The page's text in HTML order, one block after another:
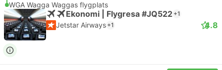
WGA Wagga Waggas flygplats
Ekonomi | Flygresa #JQ522 +1
Jetstar Airways +1 4.8